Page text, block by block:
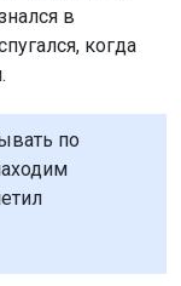
в
когда
по